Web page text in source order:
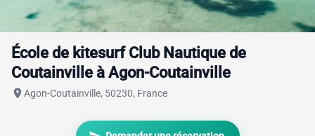
École de kitesurf Club Nautique de
Coutainville à Agon-Coutainville
placeAgon-Coutainville, 50230, France